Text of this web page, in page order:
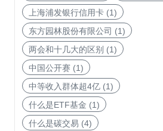
上海浦发银行信用卡(1)
东方园林股份有限公司 (1)
两会和十几大的区别 (1)
中国公开赛(1)
中等收入群体超4亿(1)
什么是ETF基金 (1)
什么是碳交易 (4)